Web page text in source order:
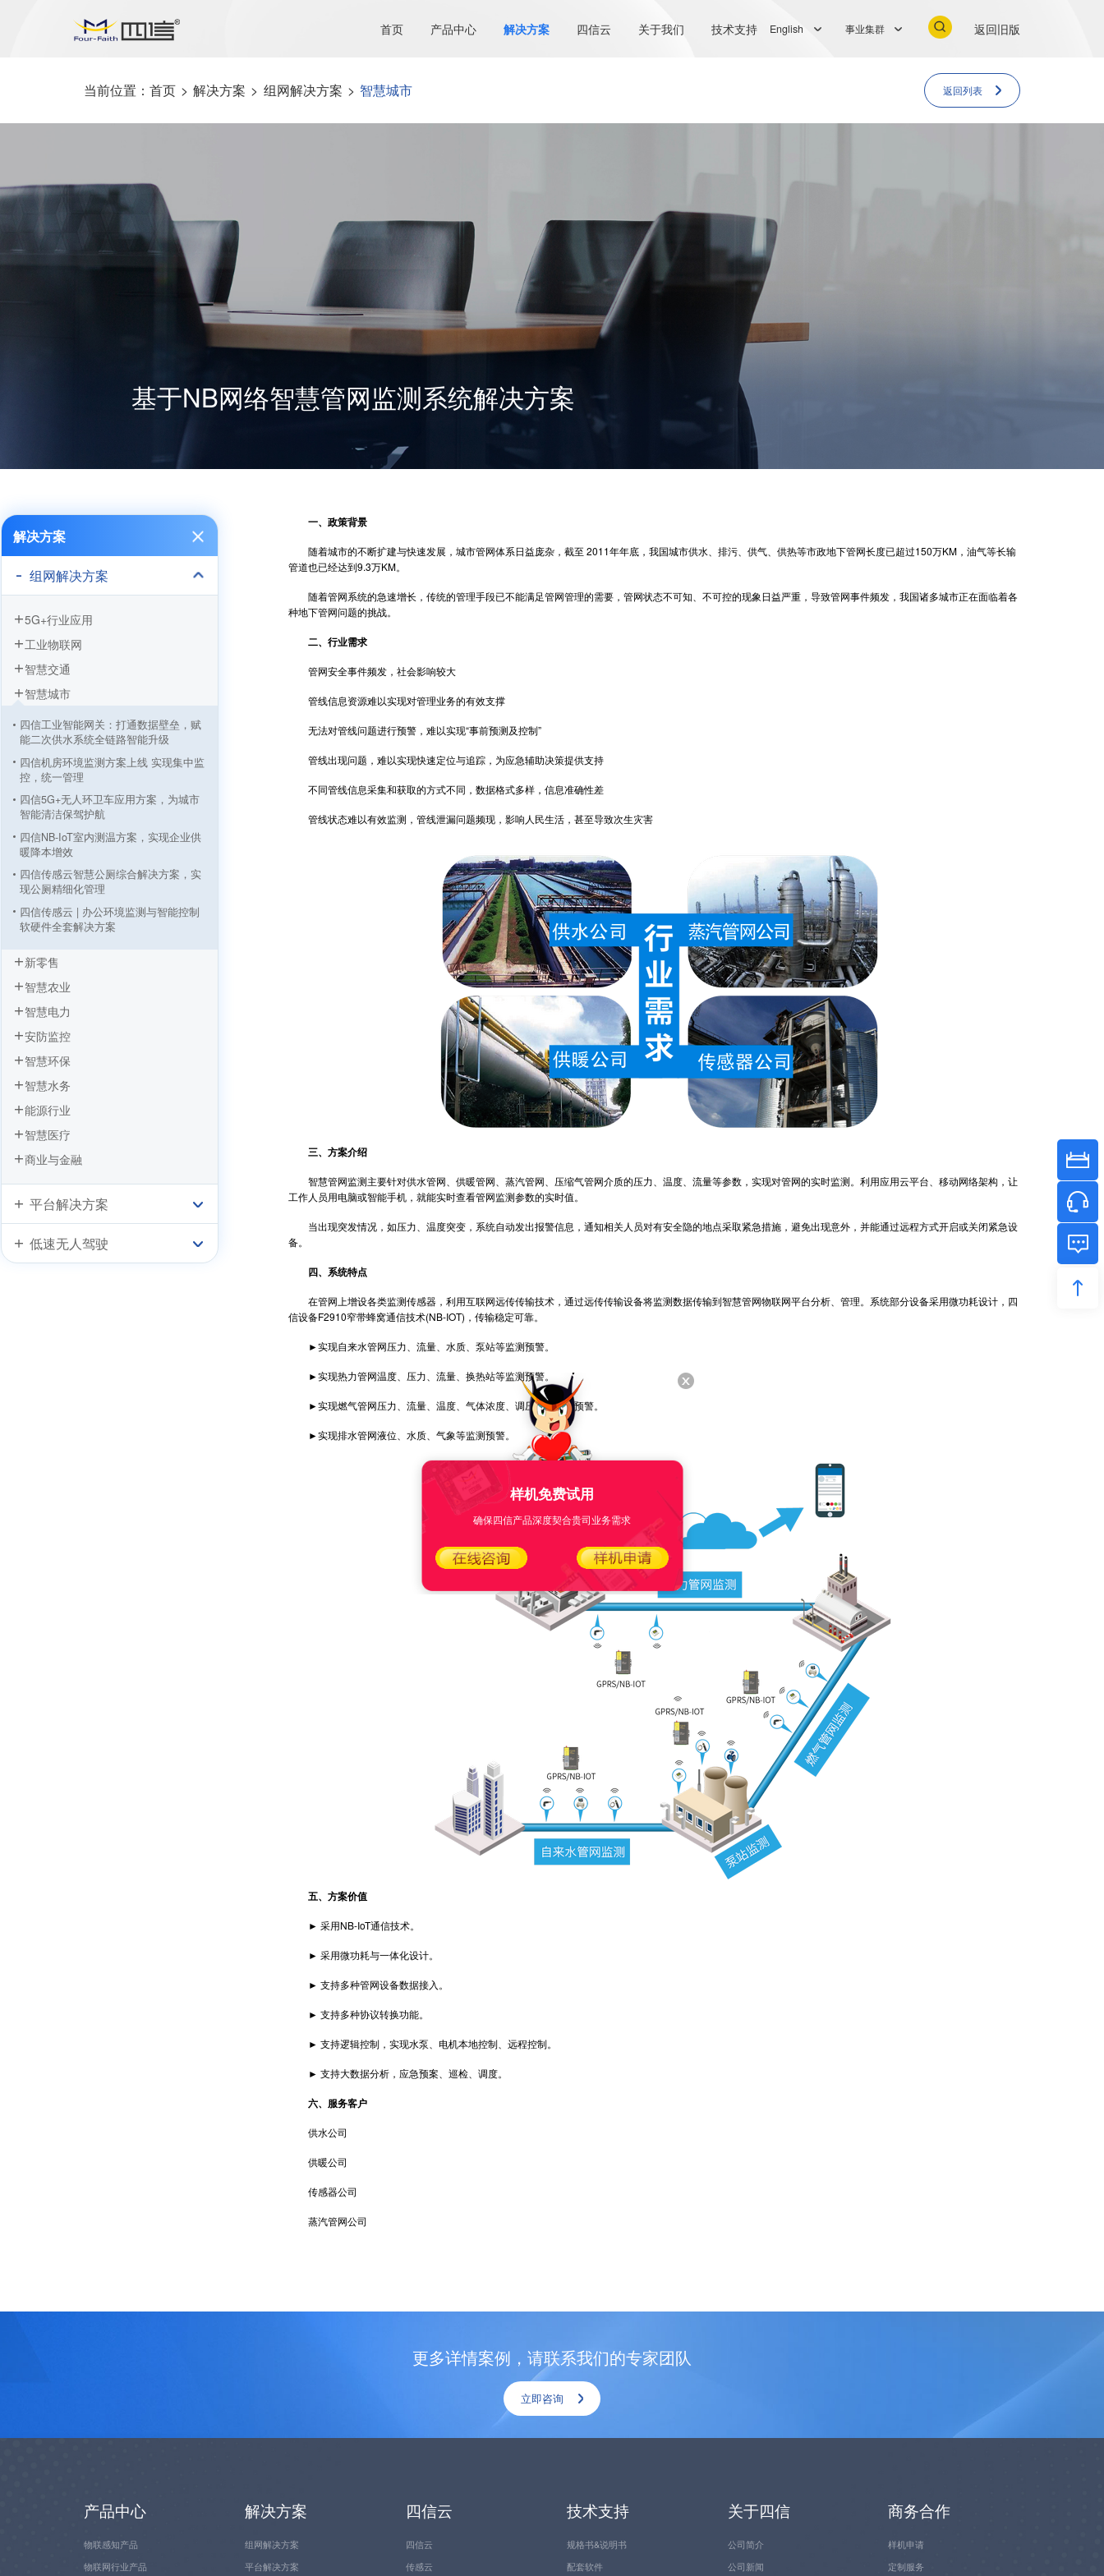
首页 产品中心 解决方案 四信云 关于我们 技术支持 English 事业集群 返回旧版
当前位置： 首页 > 解决方案 > 组网解决方案 > 智慧城市 返回列表
基于NB网络智慧管网监测系统解决方案
解决方案
组网解决方案
5G+行业应用
工业物联网
智慧交通
智慧城市
四信工业智能网关：打通数据壁垒，赋
能二次供水系统全链路智能升级
四信机房环境监测方案上线 实现集中监
控，统一管理
四信5G+无人环卫车应用方案，为城市
智能清洁保驾护航
四信NB-IoT室内测温方案，实现企业供
暖降本增效
四信传感云智慧公厕综合解决方案，实
现公厕精细化管理
四信传感云 | 办公环境监测与智能控制
软硬件全套解决方案
四信智能充电桩解决方案，实现新能源
汽车出行无忧
智慧旅游之IPC智慧景区视频监控方案
基于PLC数据采集网关的智慧公厕应用
方案
新零售
智慧农业
智慧电力
安防监控
智慧环保
智慧水务
能源行业
智慧医疗
商业与金融
平台解决方案
低速无人驾驶
一、政策背景
随着城市的不断扩建与快速发展，城市管网体系日益庞杂，截至 2011年年底，我国城市供水、排污、供气、供热等市政地下管网长度已超过150万KM，油气等长输
管道也已经达到9.3万KM。
随着管网系统的急速增长，传统的管理手段已不能满足管网管理的需要，管网状态不可知、不可控的现象日益严重，导致管网事件频发，我国诸多城市正在面临着各
种地下管网问题的挑战。
二、行业需求
管网安全事件频发，社会影响较大
管线信息资源难以实现对管理业务的有效支撑
无法对管线问题进行预警，难以实现“事前预测及控制”
管线出现问题，难以实现快速定位与追踪，为应急辅助决策提供支持
不同管线信息采集和获取的方式不同，数据格式多样，信息准确性差
管线状态难以有效监测，管线泄漏问题频现，影响人民生活，甚至导致次生灾害
三、方案介绍
智慧管网监测主要针对供水管网、供暖管网、蒸汽管网、压缩气管网介质的压力、温度、流量等参数，实现对管网的实时监测。利用应用云平台、移动网络架构，让
工作人员用电脑或智能手机，就能实时查看管网监测参数的实时值。
当出现突发情况，如压力、温度突变，系统自动发出报警信息，通知相关人员对有安全隐的地点采取紧急措施，避免出现意外，并能通过远程方式开启或关闭紧急设
备。
四、系统特点
在管网上增设各类监测传感器，利用互联网远传传输技术，通过远传传输设备将监测数据传输到智慧管网物联网平台分析、管理。系统部分设备采用微功耗设计，四
信设备F2910窄带蜂窝通信技术(NB-IOT)，传输稳定可靠。
►实现自来水管网压力、流量、水质、泵站等监测预警。
►实现热力管网温度、压力、流量、换热站等监测预警。
►实现燃气管网压力、流量、温度、气体浓度、调压站等监测预警。
►实现排水管网液位、水质、气象等监测预警。
五、方案价值
► 采用NB-IoT通信技术。
► 采用微功耗与一体化设计。
► 支持多种管网设备数据接入。
► 支持多种协议转换功能。
► 支持逻辑控制，实现水泵、电机本地控制、远程控制。
► 支持大数据分析，应急预案、巡检、调度。
六、服务客户
供水公司
供暖公司
传感器公司
蒸汽管网公司
更多详情案例，请联系我们的专家团队
立即咨询
产品中心
物联感知产品
物联网行业产品
解决方案
组网解决方案
平台解决方案
四信云
四信云
传感云
技术支持
规格书&说明书
配套软件
关于四信
公司简介
公司新闻
商务合作
样机申请
定制服务
样机免费试用
确保四信产品深度契合贵司业务需求